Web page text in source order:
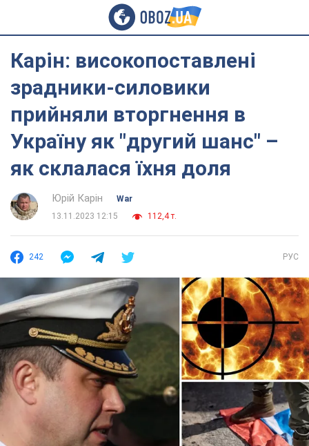
Карін: високопоставлені
зрадники-силовики
прийняли вторгнення в
Україну як "другий шанс" –
як склалася їхня доля
Юрій Карін
War
13.11.2023 12:15
112,4 т.
242 РУС